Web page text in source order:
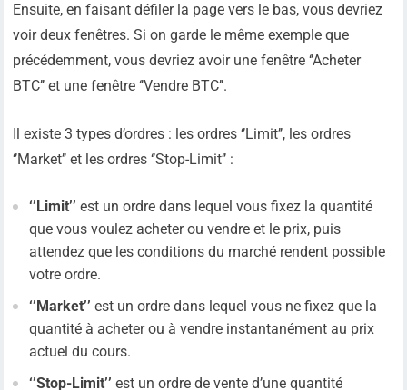
Ensuite, en faisant défiler la page vers le bas, vous devriez
voir deux fenêtres. Si on garde le même exemple que
précédemment, vous devriez avoir une fenêtre ‘’Acheter
BTC’’ et une fenêtre ‘’Vendre BTC’’.
Il existe 3 types d’ordres : les ordres ‘’Limit’’, les ordres
‘’Market’’ et les ordres ‘’Stop-Limit’’ :
‘’Limit’’ est un ordre dans lequel vous fixez la quantité
que vous voulez acheter ou vendre et le prix, puis
attendez que les conditions du marché rendent possible
votre ordre.
‘’Market’’ est un ordre dans lequel vous ne fixez que la
quantité à acheter ou à vendre instantanément au prix
actuel du cours.
‘’Stop-Limit’’ est un ordre de vente d’une quantité